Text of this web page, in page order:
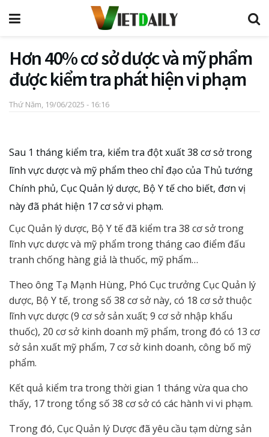
Hơn 40% cơ sở dược và mỹ phẩm
được kiểm tra phát hiện vi phạm
Thứ Năm, 19/06/2025 - 16:16
Sau 1 tháng kiểm tra, kiểm tra đột xuất 38 cơ sở trong
lĩnh vực dược và mỹ phẩm theo chỉ đạo của Thủ tướng
Chính phủ, Cục Quản lý dược, Bộ Y tế cho biết, đơn vị
này đã phát hiện 17 cơ sở vi phạm.
Cục Quản lý dược, Bộ Y tế đã kiểm tra 38 cơ sở trong
lĩnh vực dược và mỹ phẩm trong tháng cao điểm đấu
tranh chống hàng giả là thuốc, mỹ phẩm…
Theo ông Tạ Mạnh Hùng, Phó Cục trưởng Cục Quản lý
dược, Bộ Y tế, trong số 38 cơ sở này, có 18 cơ sở thuộc
lĩnh vực dược (9 cơ sở sản xuất; 9 cơ sở nhập khẩu
thuốc), 20 cơ sở kinh doanh mỹ phẩm, trong đó có 13 cơ
sở sản xuất mỹ phẩm, 7 cơ sở kinh doanh, công bố mỹ
phẩm.
Kết quả kiểm tra trong thời gian 1 tháng vừa qua cho
thấy, 17 trong tổng số 38 cơ sở có các hành vi vi phạm.
Trong đó, Cục Quản lý Dược đã yêu cầu tạm dừng sản